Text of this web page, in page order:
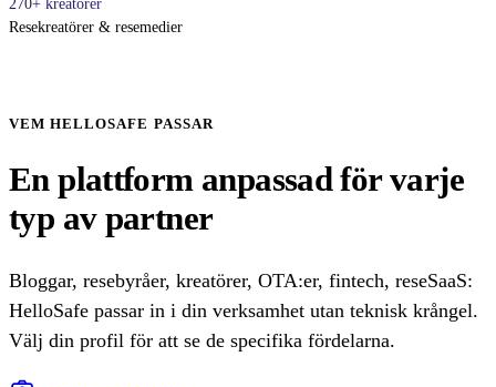
270+ kreatörer
Resekreatörer & resemedier
VEM HELLOSAFE PASSAR
En plattform anpassad för varje
typ av partner
Bloggar, resebyråer, kreatörer, OTA:er, fintech, reseSaaS:
HelloSafe passar in i din verksamhet utan teknisk krångel.
Välj din profil för att se de specifika fördelarna.